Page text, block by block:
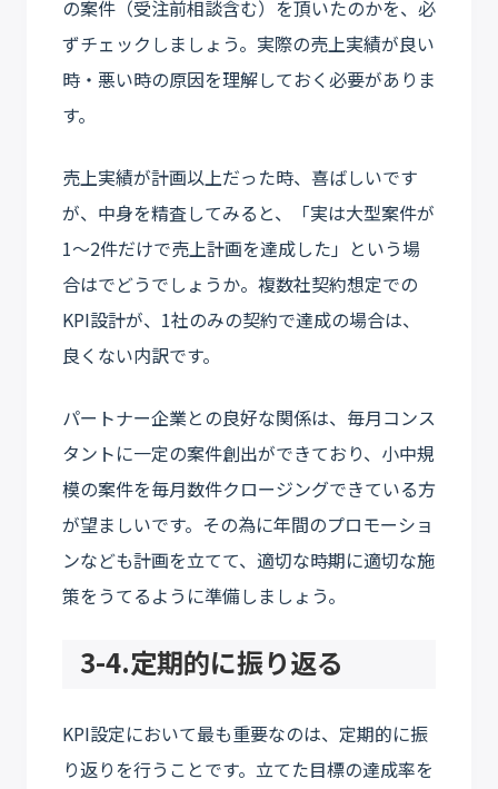
の案件（受注前相談含む）を頂いたのかを、必
ずチェックしましょう。実際の売上実績が良い
時・悪い時の原因を理解しておく必要がありま
す。
売上実績が計画以上だった時、喜ばしいです
が、中身を精査してみると、「実は大型案件が
1〜2件だけで売上計画を達成した」という場
合はでどうでしょうか。複数社契約想定での
KPI設計が、1社のみの契約で達成の場合は、
良くない内訳です。
パートナー企業との良好な関係は、毎月コンス
タントに一定の案件創出ができており、小中規
模の案件を毎月数件クロージングできている方
が望ましいです。その為に年間のプロモーショ
ンなども計画を立てて、適切な時期に適切な施
策をうてるように準備しましょう。
3-4.定期的に振り返る
KPI設定において最も重要なのは、定期的に振
り返りを行うことです。立てた目標の達成率を